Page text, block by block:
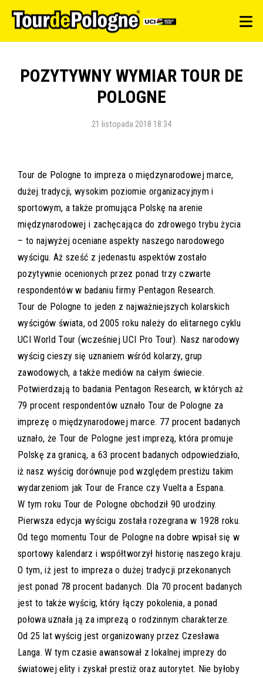
POZYTYWNY WYMIAR TOUR DE
POLOGNE
21 listopada 2018 18:34
Tour de Pologne to impreza o międzynarodowej marce,
dużej tradycji, wysokim poziomie organizacyjnym i
sportowym, a także promująca Polskę na arenie
międzynarodowej i zachęcająca do zdrowego trybu życia
– to najwyżej oceniane aspekty naszego narodowego
wyścigu. Aż sześć z jedenastu aspektów zostało
pozytywnie ocenionych przez ponad trzy czwarte
respondentów w badaniu firmy Pentagon Research.
Tour de Pologne to jeden z najważniejszych kolarskich
wyścigów świata, od 2005 roku należy do elitarnego cyklu
UCI World Tour (wcześniej UCI Pro Tour). Nasz narodowy
wyścig cieszy się uznaniem wśród kolarzy, grup
zawodowych, a także mediów na całym świecie.
Potwierdzają to badania Pentagon Research, w których aż
79 procent respondentów uznało Tour de Pologne za
imprezę o międzynarodowej marce. 77 procent badanych
uznało, że Tour de Pologne jest imprezą, która promuje
Polskę za granicą, a 63 procent badanych odpowiedziało,
iż nasz wyścig dorównuje pod względem prestiżu takim
wydarzeniom jak Tour de France czy Vuelta a Espana.
W tym roku Tour de Pologne obchodził 90 urodziny.
Pierwsza edycja wyścigu została rozegrana w 1928 roku.
Od tego momentu Tour de Pologne na dobre wpisał się w
sportowy kalendarz i współtworzył historię naszego kraju.
O tym, iż jest to impreza o dużej tradycji przekonanych
jest ponad 78 procent badanych. Dla 70 procent badanych
jest to także wyścig, który łączy pokolenia, a ponad
połowa uznała ją za imprezą o rodzinnym charakterze.
Od 25 lat wyścig jest organizowany przez Czesława
Langa. W tym czasie awansował z lokalnej imprezy do
światowej elity i zyskał prestiż oraz autorytet. Nie byłoby